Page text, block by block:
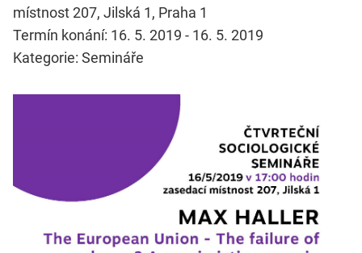
místnost 207, Jilská 1, Praha 1
Termín konání: 16. 5. 2019 - 16. 5. 2019
Kategorie: Semináře